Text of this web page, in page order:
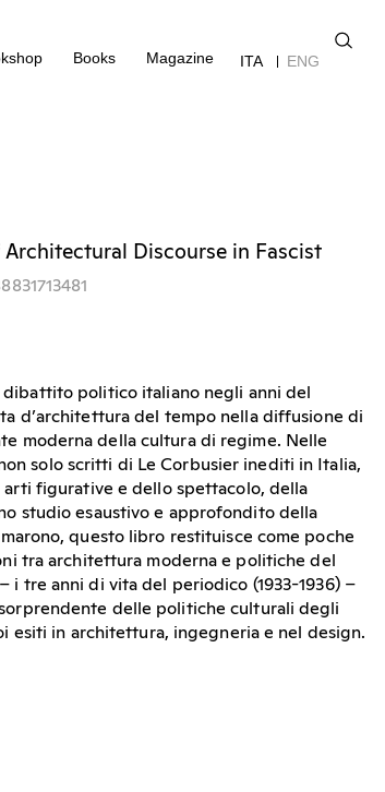
Books Magazine ITA ENG
Discourse in Fascist
politico italiano negli anni del
d’architettura del tempo nella diffusione di
moderna della cultura di regime. Nelle
solo scritti di Le Corbusier inediti in Italia,
arti figurative e dello spettacolo, della
studio esaustivo e approfondito della
questo libro restituisce come poche
tra architettura moderna e politiche del
i tre anni di vita del periodico (1933-1936) –
delle politiche culturali degli
esiti in architettura, ingegneria e nel design.